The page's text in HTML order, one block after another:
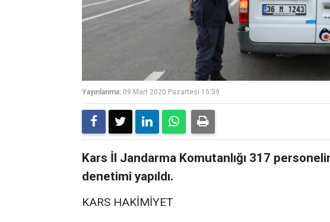
Yayınlanma: 09 Mart 2020 Pazartesi 15:59
Kars İl Jandarma Komutanlığı 317
denetimi yapıldı.
KARS HAKİMİYET